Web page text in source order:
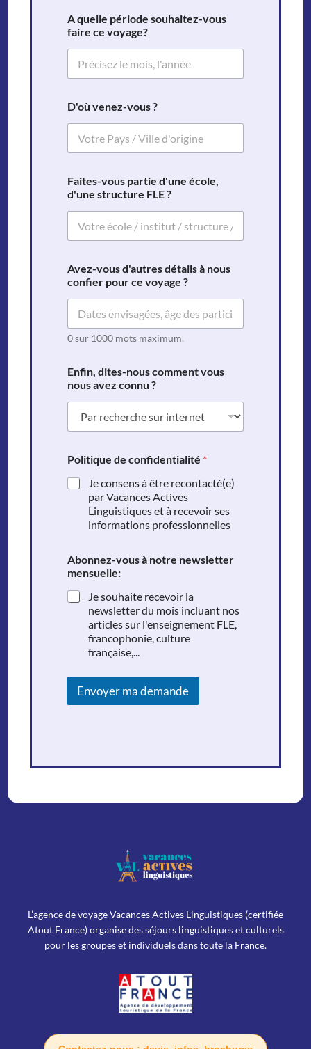
A quelle période souhaitez-vous
faire ce voyage?
D'où venez-vous ?
Faites-vous partie d'une école,
d'une structure FLE ?
Avez-vous d'autres détails à nous
confier pour ce voyage ?
0 sur 1000 mots maximum.
Enfin, dites-nous comment vous
nous avez connu ?
Politique de confidentialité *
Je consens à être recontacté(e)
par Vacances Actives
Linguistiques et à recevoir ses
informations professionnelles
Abonnez-vous à notre newsletter
mensuelle:
Je souhaite recevoir la
newsletter du mois incluant nos
articles sur l'enseignement FLE,
francophonie, culture
française,...
Envoyer ma demande
L’agence de voyage Vacances Actives Linguistiques (certifiée
Atout France) organise des séjours linguistiques et culturels
pour les groupes et individuels dans toute la France.